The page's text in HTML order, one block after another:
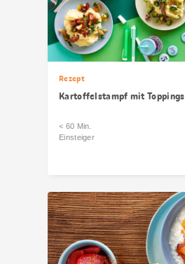
Rezept
Kartoffelstampf mit Toppings
< 60 Min.
Einsteiger